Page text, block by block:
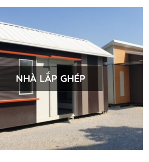
NHÀ LẮP GHÉP